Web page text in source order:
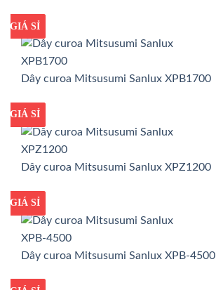
GIÁ TỐT
GIÁ SỈ
Dây curoa Mitsusumi Sanlux XPB1700
GIÁ TỐT
GIÁ SỈ
Dây curoa Mitsusumi Sanlux XPZ1200
GIÁ TỐT
GIÁ SỈ
Dây curoa Mitsusumi Sanlux XPB-4500